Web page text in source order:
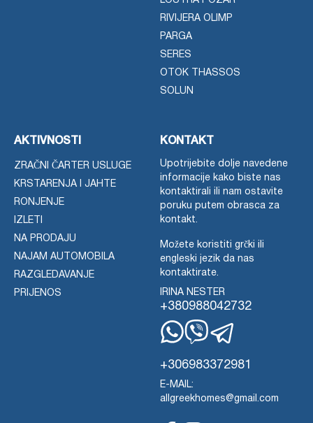
RIVIJERA OLIMP
PARGA
SERES
OTOK THASSOS
SOLUN
AKTIVNOSTI
ZRAČNI ČARTER USLUGE
KRSTARENJA I JAHTE
RONJENJE
IZLETI
NA PRODAJU
NAJAM AUTOMOBILA
RAZGLEDAVANJE
PRIJENOS
KONTAKT
Upotrijebite dolje navedene
informacije kako biste nas
kontaktirali ili nam ostavite
poruku putem obrasca za
kontakt.
Možete koristiti grčki ili
engleski jezik da nas
kontaktirate.
IRINA NESTER
+380988042732
+306983372981
E-MAIL:
allgreekhomes@gmail.com